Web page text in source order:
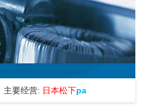
主要经营:日本松下panasonic